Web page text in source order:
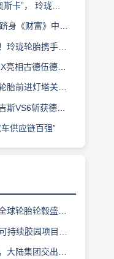
轮胎蝉联 BMC 大奖
国500强背后的增长逻辑
手小鹏L03全球上市
以轮胎科技挑战性能边界
基金驰援长春受灾门店
国TÜV SÜD高阶认证
供应链百强”
盛会即将登陆上海！
项目获评最佳实践
集团交出亮眼业绩